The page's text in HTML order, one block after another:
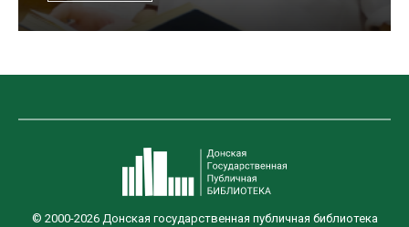
© 2000-2026 Донская государственная публичная библиотека